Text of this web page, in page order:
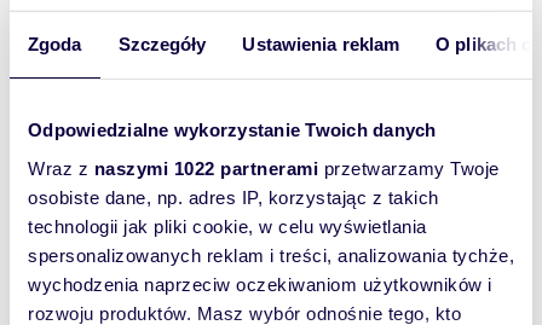
Zgoda Szczegóły Ustawienia reklam O plikach
Odpowiedzialne wykorzystanie Twoich danych
Wraz z naszymi 1022 partnerami przetwarzamy Twoje
osobiste dane, np. adres IP, korzystając z takich
technologii jak pliki cookie, w celu wyświetlania
spersonalizowanych reklam i treści, analizowania tychże,
wychodzenia naprzeciw oczekiwaniom użytkowników i
rozwoju produktów. Masz wybór odnośnie tego, kto
Magazyn: na wynajem
Powierzchni
a całkowita:
530 m
Lokalizacja: województwo:mazowieckie
powiat: Grodziskigmina:
Milanówekmiejscowość:
Milanówek
Podobne oferty w tej lokalizacji